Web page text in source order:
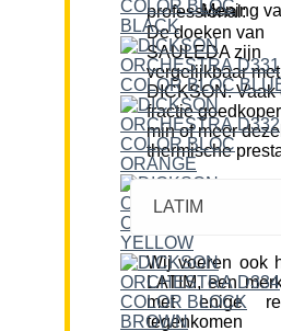
Mening van de professional:
De doeken van
SAULEDA zijn
vergelijkbaar
DICKSON. Vaak
fractie
min of meer
thermische
LATIM
Wij voeren ook
LATIM, een
met enige